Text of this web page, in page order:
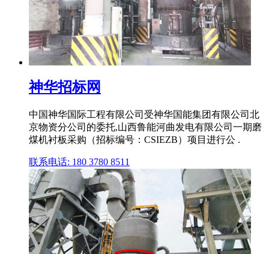
神华招标网
中国神华国际工程有限公司受神华国能集团有限公司北
京物资分公司的委托,山西鲁能河曲发电有限公司一期磨
煤机衬板采购（招标编号：CSIEZB）项目进行公 .
联系电话: 180 3780 8511